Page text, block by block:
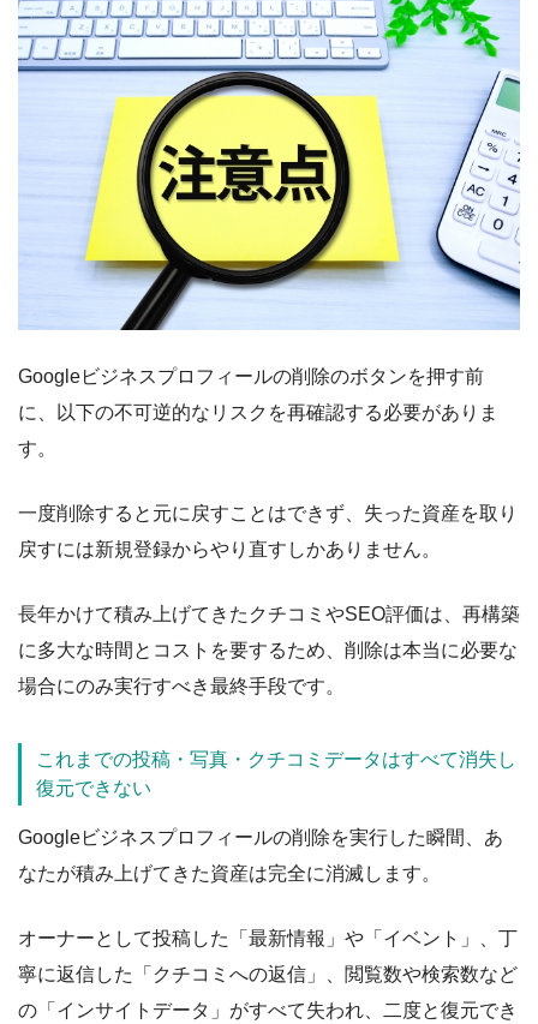
Googleビジネスプロフィールの削除のボタンを押す前
に、以下の不可逆的なリスクを再確認する必要がありま
す。
一度削除すると元に戻すことはできず、失った資産を取り
戻すには新規登録からやり直すしかありません。
長年かけて積み上げてきたクチコミやSEO評価は、再構築
に多大な時間とコストを要するため、削除は本当に必要な
場合にのみ実行すべき最終手段です。
これまでの投稿・写真・クチコミデータはすべて消失し
復元できない
Googleビジネスプロフィールの削除を実行した瞬間、あ
なたが積み上げてきた資産は完全に消滅します。
オーナーとして投稿した「最新情報」や「イベント」、丁
寧に返信した「クチコミへの返信」、閲覧数や検索数など
の「インサイトデータ」がすべて失われ、二度と復元でき